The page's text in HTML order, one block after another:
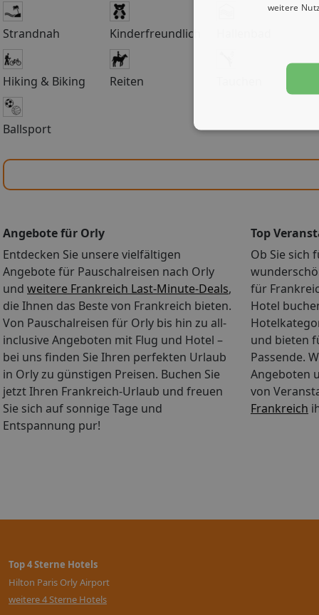
Strandnah Kinderfreundlich
Hiking & Biking Reiten
Ballsport
Angebote für Orly
Entdecken Sie unsere vielfältigen
Angebote für Pauschalreisen nach Orly
und weitere Frankreich Last-Minute-Deals,
die Ihnen das Beste von Frankreich bieten.
Von Pauschalreisen für Orly bis hin zu all-
inclusive Angeboten mit Flug und Hotel –
bei uns finden Sie Ihren perfekten Urlaub
in Orly zu günstigen Preisen. Buchen Sie
jetzt Ihren Frankreich-Urlaub und freuen
Sie sich auf sonnige Tage und
Entspannung pur!
Top
Ob Sie sich
für
Hotel
und bieten
Passende.
Angeboten
von
Frankreich
Top 4 Sterne Hotels
Hilton Paris Orly Airport
weitere 4 Sterne Hotels
weitere